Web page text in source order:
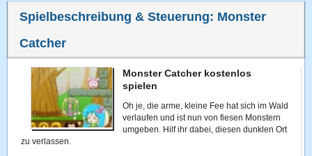
Spielbeschreibung & Steuerung: Monster
Catcher
Monster Catcher kostenlos
spielen
Oh je, die arme, kleine Fee hat sich im Wald
verlaufen und ist nun von fiesen Monstern
umgeben. Hilf ihr dabei, diesen dunklen Ort
zu verlassen.